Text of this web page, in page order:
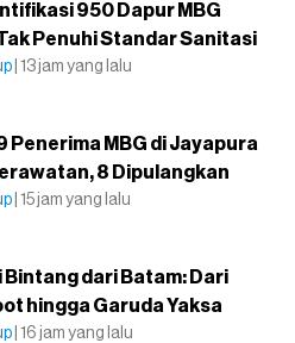
950 Dapur MBG
Penuhi Standar Sanitasi
| 13 jam yang lalu
Penerima MBG di Jayapura
8 Dipulangkan
| 15 jam yang lalu
Bintang dari Batam: Dari
hingga Garuda Yaksa
| 16 jam yang lalu